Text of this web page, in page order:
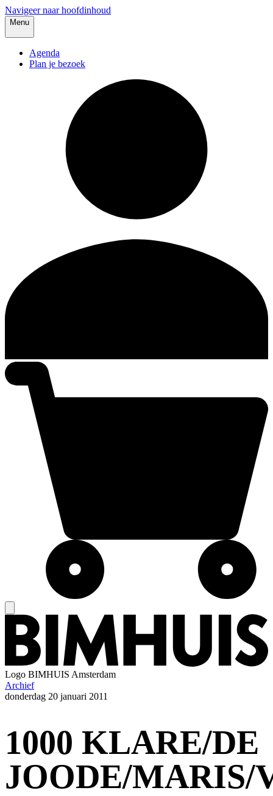
Navigeer naar hoofdinhoud
Menu
Agenda
Plan je bezoek
Logo BIMHUIS Amsterdam
Archief
donderdag 20 januari 2011
1000 KLARE/DE
JOODE/MARIS/